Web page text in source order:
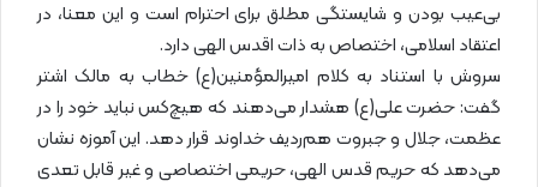
بی‌عیب بودن و شایستگی مطلق برای احترام است و این معنا، در
اعتقاد اسلامی، اختصاص به ذات اقدس الهی دارد.
سروش با استناد به کلام امیرالمؤمنین(ع) خطاب به مالک اشتر
گفت: حضرت علی(ع) هشدار می‌دهند که هیچ‌کس نباید خود را در
عظمت، جلال و جبروت هم‌ردیف خداوند قرار دهد. این آموزه نشان
می‌دهد که حریم قدس الهی، حریمی اختصاصی و غیر قابل تعدی